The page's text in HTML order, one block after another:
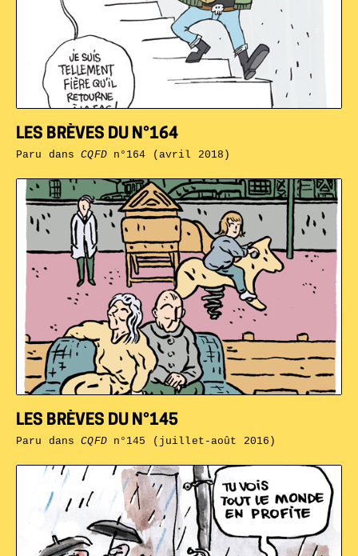
LES BRÈVES DU N°145
Paru dansCQFDn°145 (juillet-août 2016)
LES BRÈVES DU N°164
Paru dansCQFDn°164 (avril 2018)